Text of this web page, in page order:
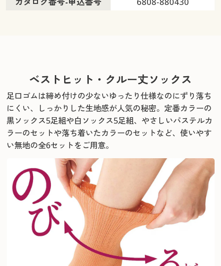
ベストヒット・クルー丈ソックス
足口ゴムは締め付けの少ないゆったり仕様なのにずり落ち
にくい、しっかりした生地感が人気の秘密。定番カラーの
黒ソックス5足組や白ソックス5足組、 やさしいパステルカ
ラーのセットや落ち着いたカラーのセットなど、使いやす
い無地の全6セットをご用意。